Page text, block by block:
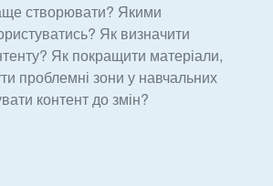
створювати? Якими
Як визначити
Як покращити матеріали,
проблемні зони у навчальних
контент до змін?